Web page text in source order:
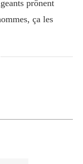
prônent
ça les